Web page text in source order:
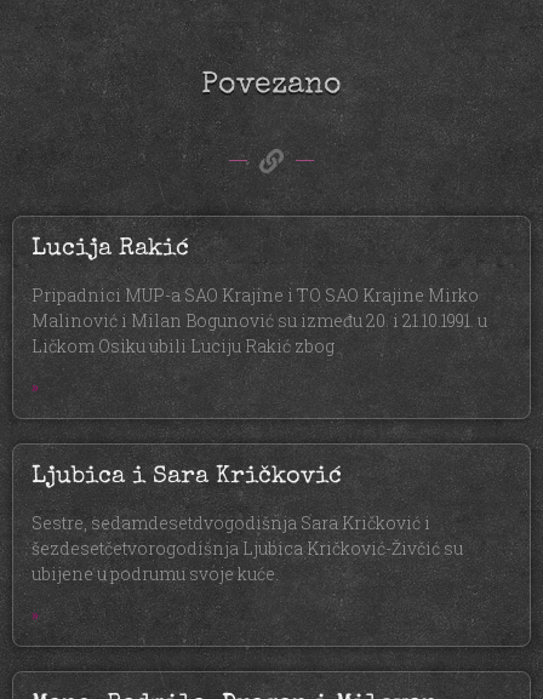
Povezano
Lucija Rakić
Pripadnici MUP-a SAO Krajine i TO SAO Krajine Mirko
Malinović i Milan Bogunović su između 20. i 21.10.1991. u
Ličkom Osiku ubili Luciju Rakić zbog
»
Ljubica i Sara Kričković
Sestre, sedamdesetdvogodišnja Sara Kričković i
šezdesetčetvorogodišnja Ljubica Kričković-Živčić su
ubijene u podrumu svoje kuće.
»